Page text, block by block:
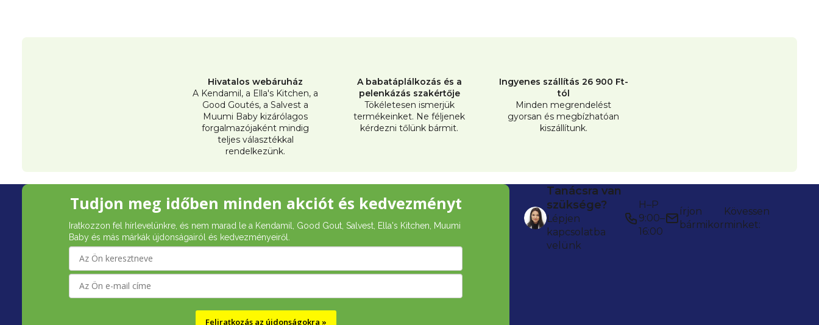
a
i
r
y
í
t
á
e
l
Hivatalos webáruház
A Kendamil, a Ella's Kitchen, a
Good Goutés, a Salvest a
Muumi Baby kizárólagos
forgalmazójaként mindig
teljes választékkal
rendelkezünk.
A babatáplálkozás és a
pelenkázás szakértője
Tökéletesen ismerjük
termékeinket. Ne féljenek
kérdezni tőlünk bármit.
Ingyenes szállítás 26 900 Ft-
tól
Minden megrendelést
gyorsan és megbízhatóan
kiszállítunk.
Tudjon meg időben minden akciót és kedvezményt
Iratkozzon fel hírlevelünkre, és nem marad le a Kendamil, Good Gout, Salvest, Ella's Kitchen, Muumi
Baby és más márkák újdonságairól és kedvezményeiről.
Feliratkozás az újdonságokra »
Tanácsra van
szüksége?
Lépjen
kapcsolatba
velünk
H–P
9:00–
16:00
írjon
bármikor
Kövessen
minket: